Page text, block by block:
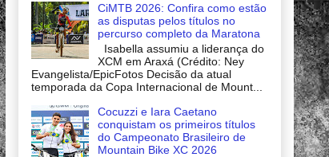
CiMTB 2026: Confira como estão
as disputas pelos títulos no
percurso completo da Maratona
Isabella assumiu a liderança do
XCM em Araxá (Crédito: Ney
Evangelista/EpicFotos Decisão da atual
temporada da Copa Internacional de Mount...
Cocuzzi e Iara Caetano
conquistam os primeiros títulos
do Campeonato Brasileiro de
Mountain Bike XC 2026